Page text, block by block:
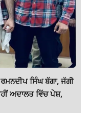
ਸਿੰਘ ਬੱਗਾ, ਜੱਗੀ
ਅਦਾਲਤ ਵਿੱਚ ਪੇਸ਼,